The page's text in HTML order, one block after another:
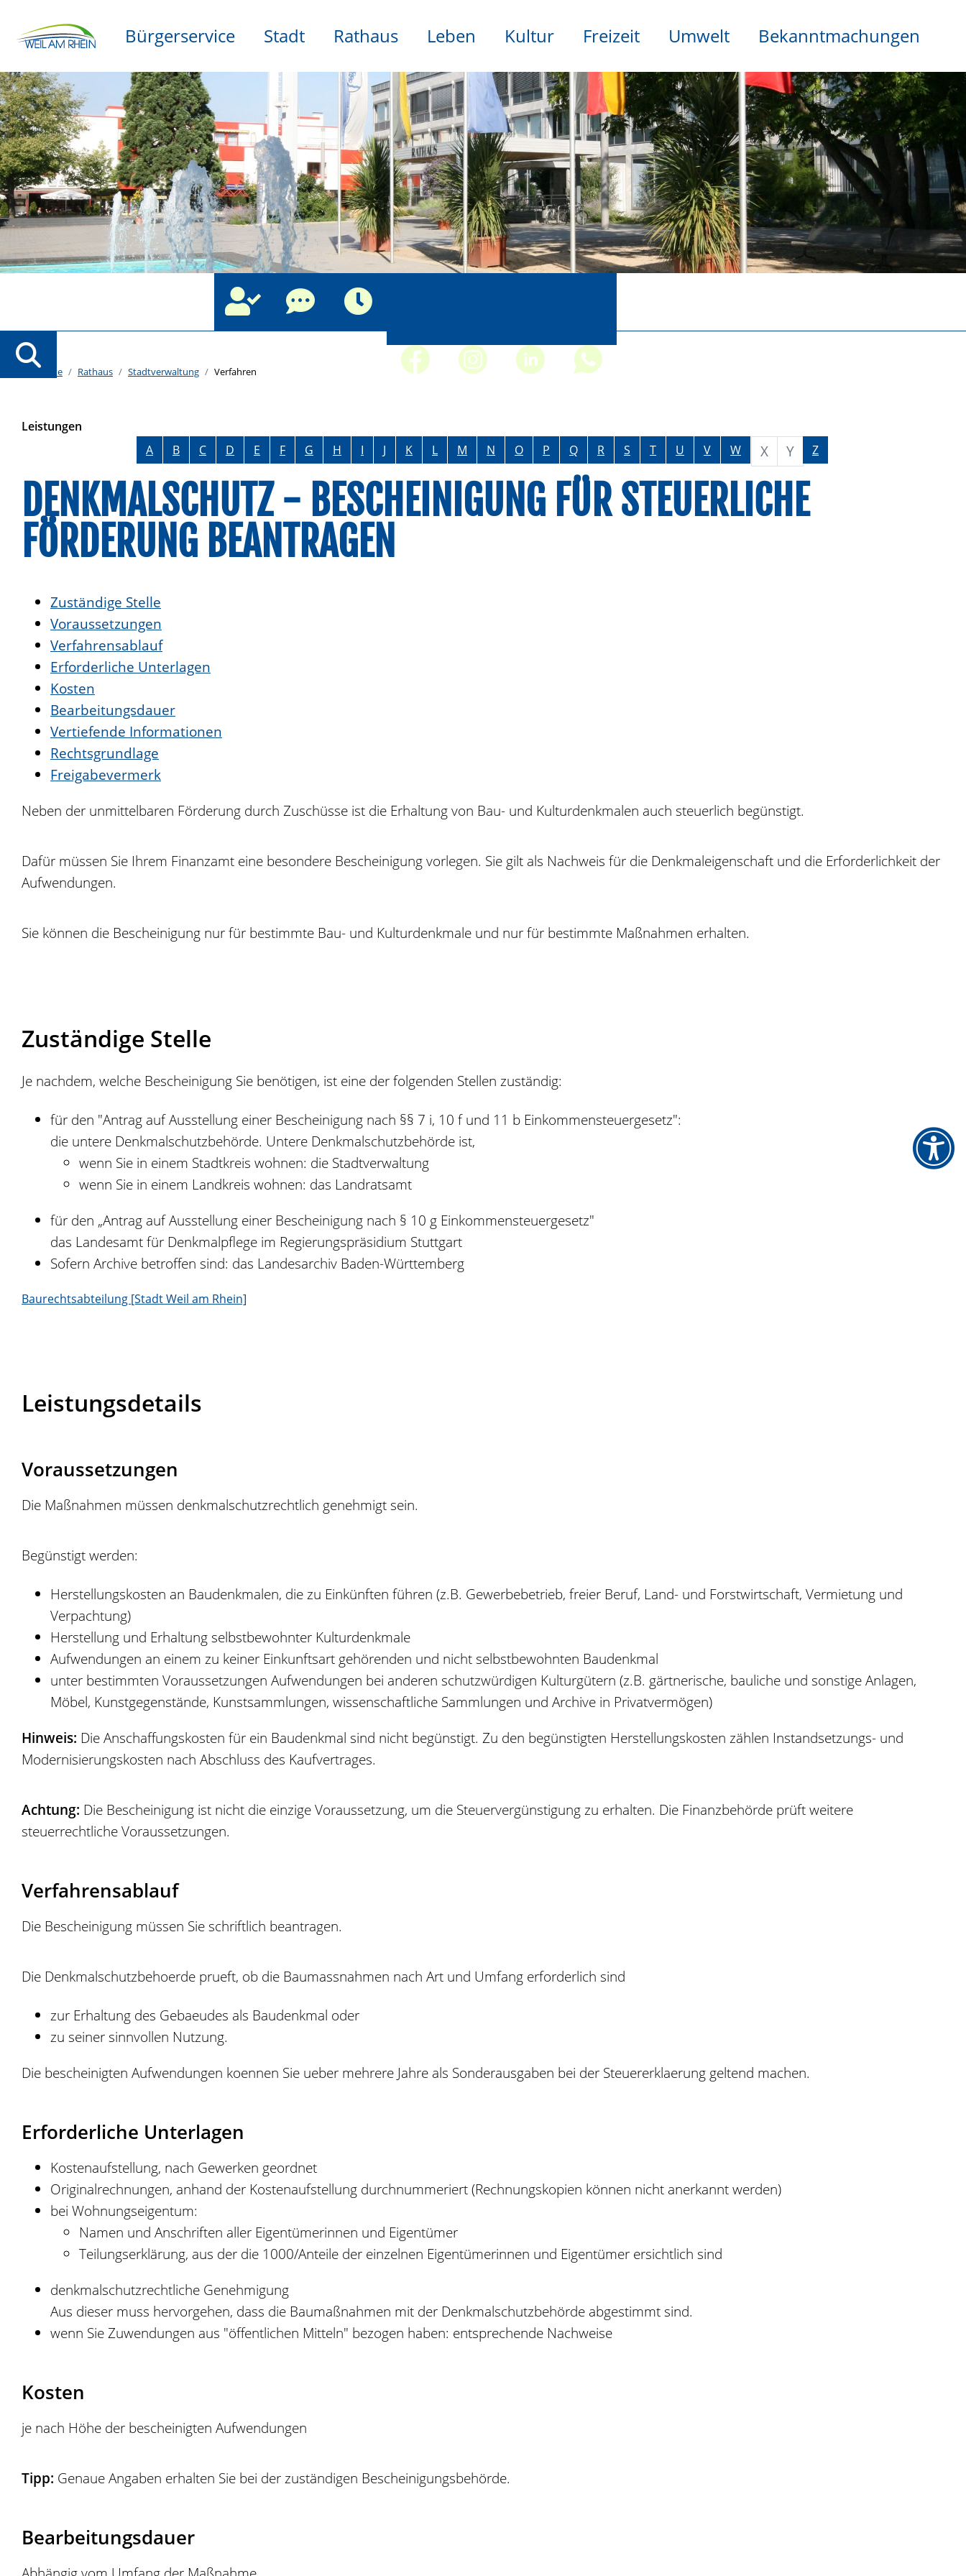
Bürgerservice Stadt Rathaus Leben Kultur Freizeit Umwelt Bekanntmachungen
Startseite Rathaus Stadtverwaltung Verfahren
Leistungen
Alphabetisches Register überspringen
A B C D E F G H I J K L M N O P Q R S T U V W X Y Z
DENKMALSCHUTZ - BESCHEINIGUNG FÜR STEUERLICHE
FÖRDERUNG BEANTRAGEN
Zuständige Stelle
Voraussetzungen
Verfahrensablauf
Erforderliche Unterlagen
Kosten
Bearbeitungsdauer
Vertiefende Informationen
Rechtsgrundlage
Freigabevermerk
Neben der unmittelbaren Förderung durch Zuschüsse ist die Erhaltung von Bau- und Kulturdenkmalen auch steuerlich begünstigt.
Dafür müssen Sie Ihrem Finanzamt eine besondere Bescheinigung vorlegen. Sie gilt als Nachweis für die Denkmaleigenschaft und die Erforderlichkeit der
Aufwendungen.
Sie können die Bescheinigung nur für bestimmte Bau- und Kulturdenkmale und nur für bestimmte Maßnahmen erhalten.
Zuständige Stelle
Je nachdem, welche Bescheinigung Sie benötigen, ist eine der folgenden Stellen zuständig:
für den "Antrag auf Ausstellung einer Bescheinigung nach §§ 7 i, 10 f und 11 b Einkommensteuergesetz":
die untere Denkmalschutzbehörde. Untere Denkmalschutzbehörde ist,
wenn Sie in einem Stadtkreis wohnen: die Stadtverwaltung
wenn Sie in einem Landkreis wohnen: das Landratsamt
für den „Antrag auf Ausstellung einer Bescheinigung nach § 10 g Einkommensteuergesetz"
das Landesamt für Denkmalpflege im Regierungspräsidium Stuttgart
Sofern Archive betroffen sind: das Landesarchiv Baden-Württemberg
Baurechtsabteilung [Stadt Weil am Rhein]
Leistungsdetails
Voraussetzungen
Die Maßnahmen müssen denkmalschutzrechtlich genehmigt sein.
Begünstigt werden:
Herstellungskosten an Baudenkmalen, die zu Einkünften führen (z.B. Gewerbebetrieb, freier Beruf, Land- und Forstwirtschaft, Vermietung und
Verpachtung)
Herstellung und Erhaltung selbstbewohnter Kulturdenkmale
Aufwendungen an einem zu keiner Einkunftsart gehörenden und nicht selbstbewohnten Baudenkmal
unter bestimmten Voraussetzungen Aufwendungen bei anderen schutzwürdigen Kulturgütern (z.B. gärtnerische, bauliche und sonstige Anlagen,
Möbel, Kunstgegenstände, Kunstsammlungen, wissenschaftliche Sammlungen und Archive in Privatvermögen)
Hinweis: Die Anschaffungskosten für ein Baudenkmal sind nicht begünstigt. Zu den begünstigten Herstellungskosten zählen Instandsetzungs- und
Modernisierungskosten nach Abschluss des Kaufvertrages.
Achtung: Die Bescheinigung ist nicht die einzige Voraussetzung, um die Steuervergünstigung zu erhalten. Die Finanzbehörde prüft weitere
steuerrechtliche Voraussetzungen.
Verfahrensablauf
Die Bescheinigung müssen Sie schriftlich beantragen.
Die Denkmalschutzbehoerde prueft, ob die Baumassnahmen nach Art und Umfang erforderlich sind
zur Erhaltung des Gebaeudes als Baudenkmal oder
zu seiner sinnvollen Nutzung.
Die bescheinigten Aufwendungen koennen Sie ueber mehrere Jahre als Sonderausgaben bei der Steuererklaerung geltend machen.
Erforderliche Unterlagen
Kostenaufstellung, nach Gewerken geordnet
Originalrechnungen, anhand der Kostenaufstellung durchnummeriert (Rechnungskopien können nicht anerkannt werden)
bei Wohnungseigentum:
Namen und Anschriften aller Eigentümerinnen und Eigentümer
Teilungserklärung, aus der die 1000/Anteile der einzelnen Eigentümerinnen und Eigentümer ersichtlich sind
denkmalschutzrechtliche Genehmigung
Aus dieser muss hervorgehen, dass die Baumaßnahmen mit der Denkmalschutzbehörde abgestimmt sind.
wenn Sie Zuwendungen aus "öffentlichen Mitteln" bezogen haben: entsprechende Nachweise
Kosten
je nach Höhe der bescheinigten Aufwendungen
Tipp: Genaue Angaben erhalten Sie bei der zuständigen Bescheinigungsbehörde.
Bearbeitungsdauer